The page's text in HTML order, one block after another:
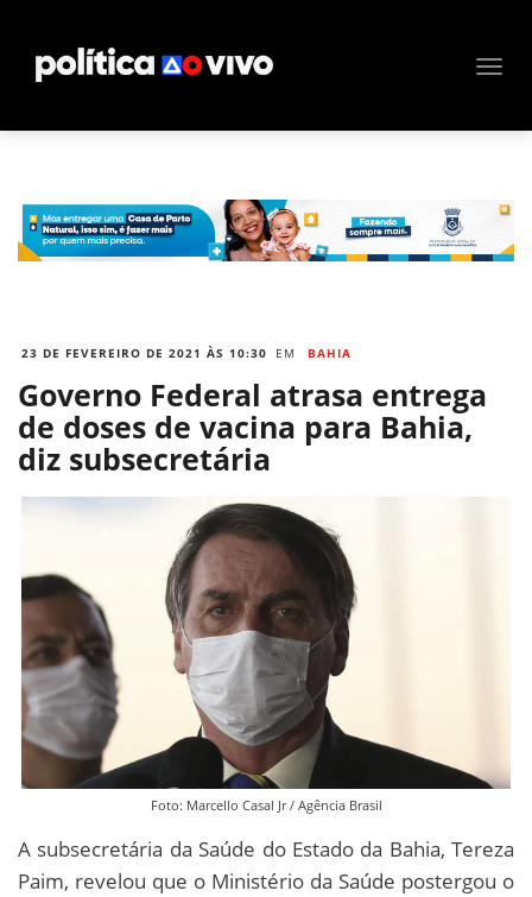
23 DE FEVEREIRO DE 2021 ÀS 10:30 EM BAHIA
Governo Federal atrasa entrega
de doses de vacina para Bahia,
diz subsecretária
Foto: Marcello Casal Jr / Agência Brasil
A subsecretária da Saúde do Estado da Bahia, Tereza
Paim, revelou que o Ministério da Saúde postergou o